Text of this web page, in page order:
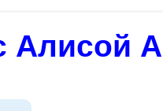
Алисой